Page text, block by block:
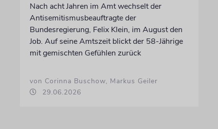
Nach acht Jahren im Amt wechselt der
Antisemitismusbeauftragte der
Bundesregierung, Felix Klein, im August den
Job. Auf seine Amtszeit blickt der 58-Jährige
mit gemischten Gefühlen zurück
von Corinna Buschow, Markus Geiler
29.06.2026